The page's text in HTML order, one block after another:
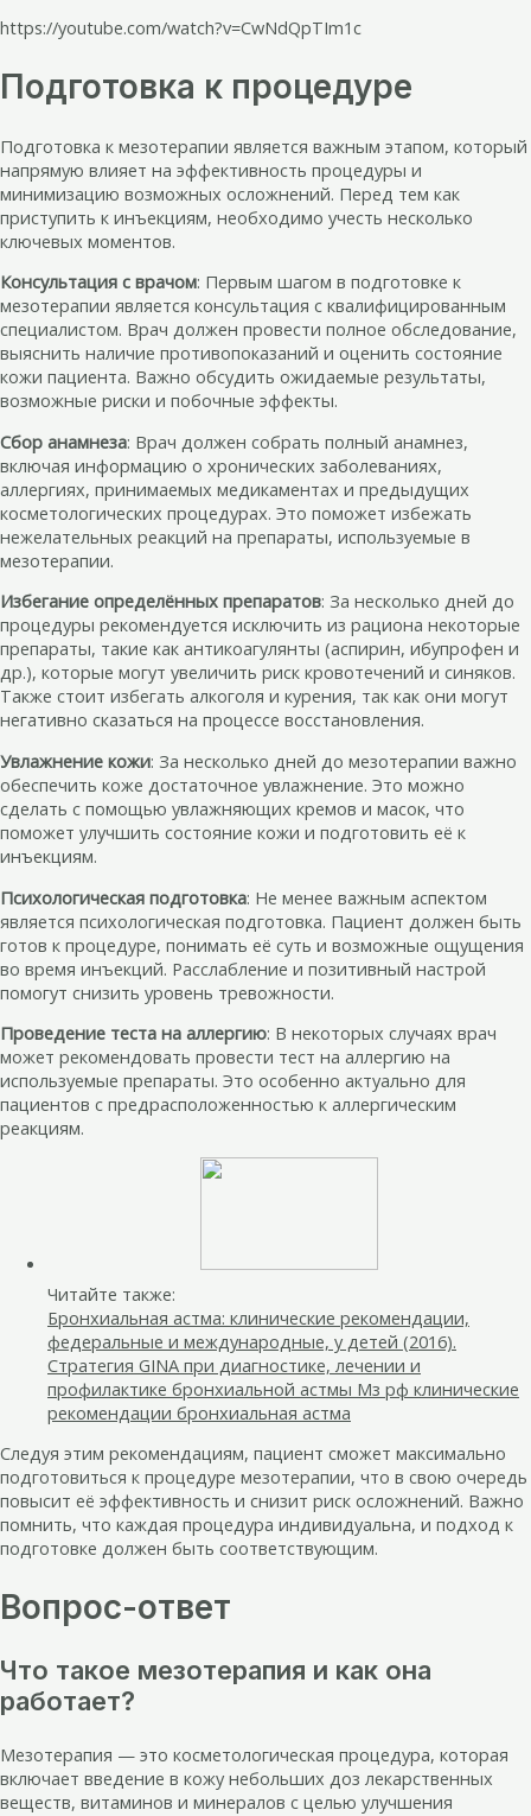
https://youtube.com/watch?v=CwNdQpTIm1c
Подготовка к процедуре
Подготовка к мезотерапии является важным этапом, который
напрямую влияет на эффективность процедуры и
минимизацию возможных осложнений. Перед тем как
приступить к инъекциям, необходимо учесть несколько
ключевых моментов.
Консультация с врачом: Первым шагом в подготовке к
мезотерапии является консультация с квалифицированным
специалистом. Врач должен провести полное обследование,
выяснить наличие противопоказаний и оценить состояние
кожи пациента. Важно обсудить ожидаемые результаты,
возможные риски и побочные эффекты.
Сбор анамнеза: Врач должен собрать полный анамнез,
включая информацию о хронических заболеваниях,
аллергиях, принимаемых медикаментах и предыдущих
косметологических процедурах. Это поможет избежать
нежелательных реакций на препараты, используемые в
мезотерапии.
Избегание определённых препаратов: За несколько дней до
процедуры рекомендуется исключить из рациона некоторые
препараты, такие как антикоагулянты (аспирин, ибупрофен и
др.), которые могут увеличить риск кровотечений и синяков.
Также стоит избегать алкоголя и курения, так как они могут
негативно сказаться на процессе восстановления.
Увлажнение кожи: За несколько дней до мезотерапии важно
обеспечить коже достаточное увлажнение. Это можно
сделать с помощью увлажняющих кремов и масок, что
поможет улучшить состояние кожи и подготовить её к
инъекциям.
Психологическая подготовка: Не менее важным аспектом
является психологическая подготовка. Пациент должен быть
готов к процедуре, понимать её суть и возможные ощущения
во время инъекций. Расслабление и позитивный настрой
помогут снизить уровень тревожности.
Проведение теста на аллергию: В некоторых случаях врач
может рекомендовать провести тест на аллергию на
используемые препараты. Это особенно актуально для
пациентов с предрасположенностью к аллергическим
реакциям.
Читайте также:
Бронхиальная астма: клинические рекомендации,
федеральные и международные, у детей (2016).
Стратегия GINA при диагностике, лечении и
профилактике бронхиальной астмы Мз рф клинические
рекомендации бронхиальная астма
Следуя этим рекомендациям, пациент сможет максимально
подготовиться к процедуре мезотерапии, что в свою очередь
повысит её эффективность и снизит риск осложнений. Важно
помнить, что каждая процедура индивидуальна, и подход к
подготовке должен быть соответствующим.
Вопрос-ответ
Что такое мезотерапия и как она
работает?
Мезотерапия — это косметологическая процедура, которая
включает введение в кожу небольших доз лекарственных
веществ, витаминов и минералов с целью улучшения